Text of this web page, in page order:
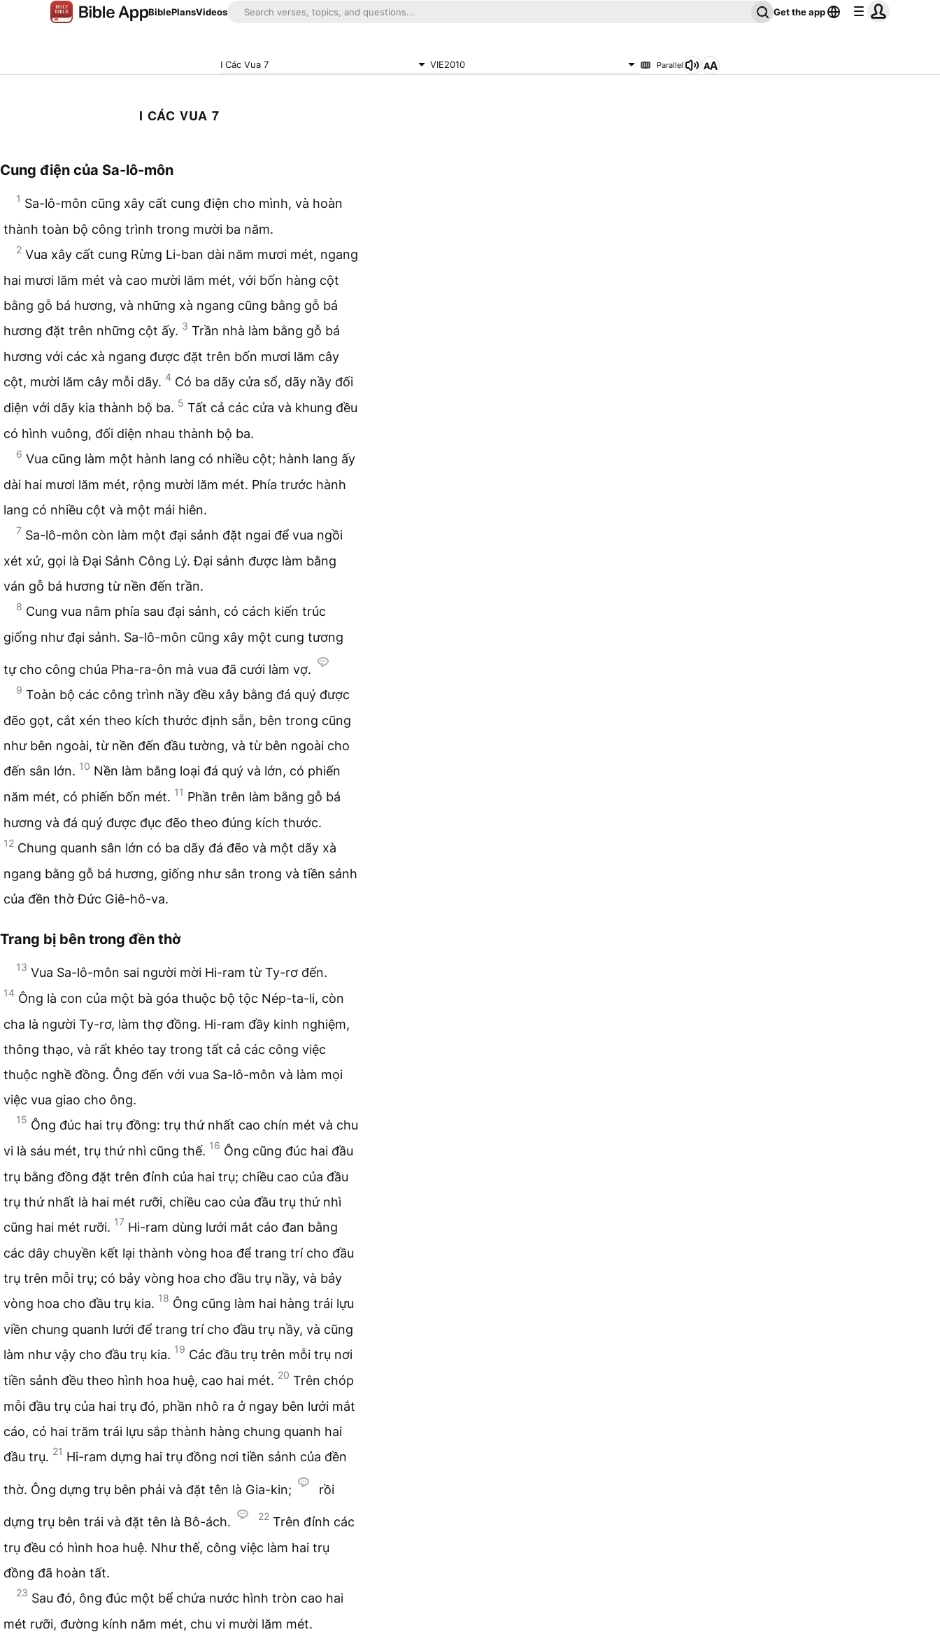
BiblePlansVideos Get the app
I Các Vua 7 VIE2010 Parallel
I CÁC VUA 7
Cung điện của Sa-lô-môn
1 Sa-lô-môn cũng xây cất cung điện cho mình, và hoàn
thành toàn bộ công trình trong mười ba năm.
2 Vua xây cất cung Rừng Li-ban dài năm mươi mét, ngang
hai mươi lăm mét và cao mười lăm mét, với bốn hàng cột
bằng gỗ bá hương, và những xà ngang cũng bằng gỗ bá
hương đặt trên những cột ấy. 3 Trần nhà làm bằng gỗ bá
hương với các xà ngang được đặt trên bốn mươi lăm cây
cột, mười lăm cây mỗi dãy. 4 Có ba dãy cửa sổ, dãy nầy đối
diện với dãy kia thành bộ ba. 5 Tất cả các cửa và khung đều
có hình vuông, đối diện nhau thành bộ ba.
6 Vua cũng làm một hành lang có nhiều cột; hành lang ấy
dài hai mươi lăm mét, rộng mười lăm mét. Phía trước hành
lang có nhiều cột và một mái hiên.
7 Sa-lô-môn còn làm một đại sảnh đặt ngai để vua ngồi
xét xử, gọi là Đại Sảnh Công Lý. Đại sảnh được làm bằng
ván gỗ bá hương từ nền đến trần.
8 Cung vua nằm phía sau đại sảnh, có cách kiến trúc
giống như đại sảnh. Sa-lô-môn cũng xây một cung tương
tự cho công chúa Pha-ra-ôn mà vua đã cưới làm vợ.
9 Toàn bộ các công trình nầy đều xây bằng đá quý được
đẽo gọt, cắt xén theo kích thước định sẵn, bên trong cũng
như bên ngoài, từ nền đến đầu tường, và từ bên ngoài cho
đến sân lớn. 10 Nền làm bằng loại đá quý và lớn, có phiến
năm mét, có phiến bốn mét. 11 Phần trên làm bằng gỗ bá
hương và đá quý được đục đẽo theo đúng kích thước.
12 Chung quanh sân lớn có ba dãy đá đẽo và một dãy xà
ngang bằng gỗ bá hương, giống như sân trong và tiền sảnh
của đền thờ Đức Giê-hô-va.
Trang bị bên trong đền thờ
13 Vua Sa-lô-môn sai người mời Hi-ram từ Ty-rơ đến.
14 Ông là con của một bà góa thuộc bộ tộc Nép-ta-li, còn
cha là người Ty-rơ, làm thợ đồng. Hi-ram đầy kinh nghiệm,
thông thạo, và rất khéo tay trong tất cả các công việc
thuộc nghề đồng. Ông đến với vua Sa-lô-môn và làm mọi
việc vua giao cho ông.
15 Ông đúc hai trụ đồng: trụ thứ nhất cao chín mét và chu
vi là sáu mét, trụ thứ nhì cũng thế. 16 Ông cũng đúc hai đầu
trụ bằng đồng đặt trên đỉnh của hai trụ; chiều cao của đầu
trụ thứ nhất là hai mét rưỡi, chiều cao của đầu trụ thứ nhì
cũng hai mét rưỡi. 17 Hi-ram dùng lưới mắt cáo đan bằng
các dây chuyền kết lại thành vòng hoa để trang trí cho đầu
trụ trên mỗi trụ; có bảy vòng hoa cho đầu trụ nầy, và bảy
vòng hoa cho đầu trụ kia. 18 Ông cũng làm hai hàng trái lựu
viền chung quanh lưới để trang trí cho đầu trụ nầy, và cũng
làm như vậy cho đầu trụ kia. 19 Các đầu trụ trên mỗi trụ nơi
tiền sảnh đều theo hình hoa huệ, cao hai mét. 20 Trên chóp
mỗi đầu trụ của hai trụ đó, phần nhô ra ở ngay bên lưới mắt
cáo, có hai trăm trái lựu sắp thành hàng chung quanh hai
đầu trụ. 21 Hi-ram dựng hai trụ đồng nơi tiền sảnh của đền
thờ. Ông dựng trụ bên phải và đặt tên là Gia-kin; rồi
dựng trụ bên trái và đặt tên là Bô-ách. 22 Trên đỉnh các
trụ đều có hình hoa huệ. Như thế, công việc làm hai trụ
đồng đã hoàn tất.
23 Sau đó, ông đúc một bể chứa nước hình tròn cao hai
mét rưỡi, đường kính năm mét, chu vi mười lăm mét.